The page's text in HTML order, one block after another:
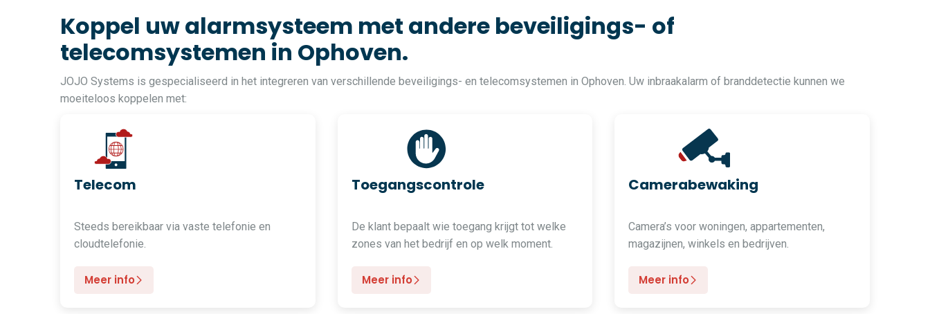
Koppel uw alarmsysteem met andere beveiligings- of
telecomsystemen in Ophoven.
JOJO Systems is gespecialiseerd in het integreren van verschillende beveiligings- en telecomsystemen in Ophoven. Uw inbraakalarm of branddetectie kunnen we
moeiteloos koppelen met:
Telecom
Steeds bereikbaar via vaste telefonie en
cloudtelefonie.
Meer info
Toegangscontrole
De klant bepaalt wie toegang krijgt tot welke
zones van het bedrijf en op welk moment.
Meer info
Camerabewaking
Camera’s voor woningen, appartementen,
magazijnen, winkels en bedrijven.
Meer info